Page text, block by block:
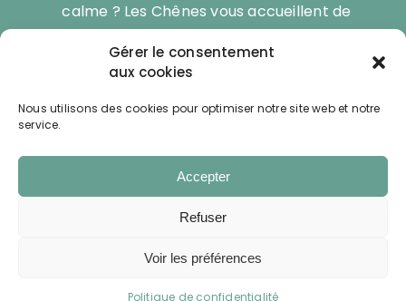
Gérer le consentement
aux cookies
Nous utilisons des cookies pour optimiser notre site web et notre
service.
Accepter
Refuser
Voir les préférences
Politique de confidentialité
calme ? Les Chênes vous accueillent de
Mars à Novembre.
Devenez propriétaire de votre mobil-
Les Pins du Soleil vous proposent du neuf ou
Copyright © 2022 – Camping Les chênes. Tous droits réservés.